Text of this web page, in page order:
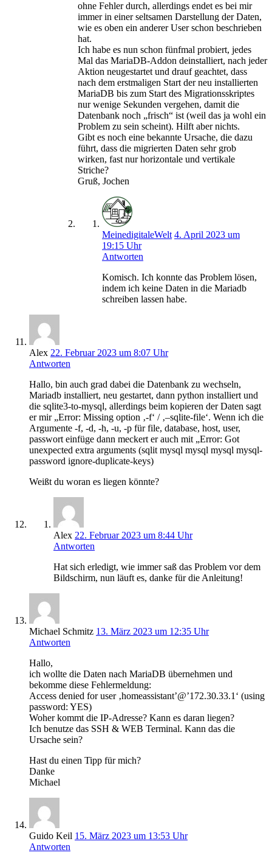
ohne Fehler durch, allerdings endet es bei mir
immer in einer seltsamen Darstellung der Daten,
wie es oben ein anderer User schon beschrieben
hat.
Ich habe es nun schon fünfmal probiert, jedes
Mal das MariaDB-Addon deinstalliert, nach jeder
Aktion neugestartet und drauf geachtet, dass
nach dem erstmaligen Start der neu installierten
MariaDB bis zum Start des Migrationsskriptes
nur wenige Sekunden vergehen, damit die
Datenbank noch „frisch“ ist (weil das ja wohl ein
Problem zu sein scheint). Hilft aber nichts.
Gibt es noch eine bekannte Ursache, die dazu
führt, dass die migrierten Daten sehr grob
wirken, fast nur horizontale und vertikale
Striche?
Gruß, Jochen
MeinedigitaleWelt 4. April 2023 um
19:15 Uhr
Antworten
Komisch. Ich konnte das Problem lösen,
indem ich keine Daten in die Mariadb
schreiben lassen habe.
Alex 22. Februar 2023 um 8:07 Uhr
Antworten
Hallo, bin auch grad dabei die Datenbank zu wechseln,
Mariadb installiert, neu gestartet, dann python installiert und
die sqlite3-to-mysql, allerdings beim kopieren der Daten sagt
er mir „Error: Missing option ‚-f‘ / ‚–sqlite-file‘. Wenn ich die
Argumente -f, -d, -h, -u, -p für file, database, host, user,
passwort einfüge dann meckert er auch mit „Error: Got
unexpected extra arguments (sqlit mysql mysql mysql mysql-
password ignore-duplicate-keys)
Weißt du woran es liegen könnte?
Alex 22. Februar 2023 um 8:44 Uhr
Antworten
Hat sich erledigt, wie immer saß das Problem vor dem
Bildschirm, nun läuft es, danke für die Anleitung!
Michael Schmitz 13. März 2023 um 12:35 Uhr
Antworten
Hallo,
ich wollte die Daten nach MariaDB übernehmen und
bekomme diese Fehlermeldung:
Access denied for user ‚homeassistant’@’172.30.33.1‘ (using
password: YES)
Woher kommt die IP-Adresse? Kann es daran liegen?
Ich benutze das SSH & WEB Terminal. Kann das die
Ursache sein?
Hast du einen Tipp für mich?
Danke
Michael
Guido Keil 15. März 2023 um 13:53 Uhr
Antworten